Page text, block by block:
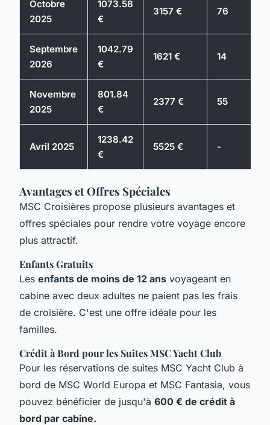
Octobre
2025
1073.58
€
3157 € 76
Septembre
2026
1042.79
€
1621 € 14
Novembre
2025
801.84
€
2377 € 55
Avril 2025
1238.42
€
5525 € -
Avantages et Offres Spéciales
MSC Croisières propose plusieurs avantages et
offres spéciales pour rendre votre voyage encore
plus attractif.
Enfants Gratuits
Les enfants de moins de 12 ans voyageant en
cabine avec deux adultes ne paient pas les frais
de croisière. C'est une offre idéale pour les
familles.
Crédit à Bord pour les Suites MSC Yacht Club
Pour les réservations de suites MSC Yacht Club à
bord de MSC World Europa et MSC Fantasia, vous
pouvez bénéficier de jusqu'à 600 € de crédit à
bord par cabine.